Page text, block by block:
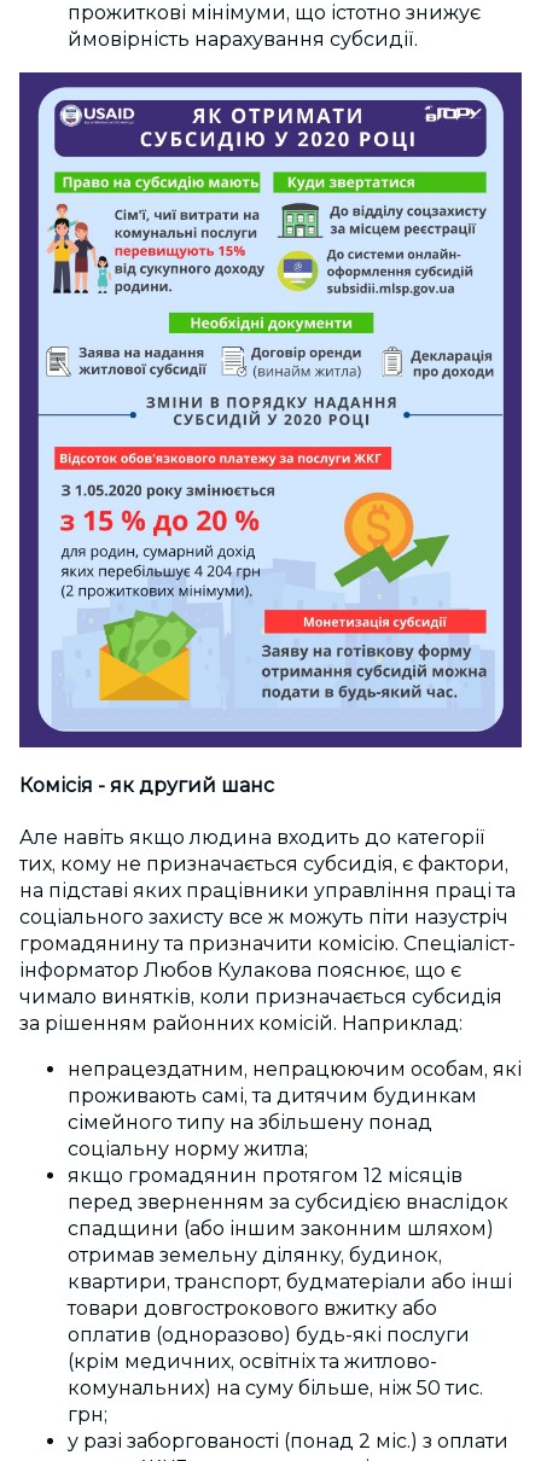
прожиткові мінімуми, що істотно знижує
ймовірність нарахування субсидії.
Комісія - як другий шанс
Але навіть якщо людина входить до категорії
тих, кому не призначається субсидія, є фактори,
на підставі яких працівники управління праці та
соціального захисту все ж можуть піти назустріч
громадянину та призначити комісію. Спеціаліст-
інформатор Любов Кулакова пояснює, що є
чимало винятків, коли призначається субсидія
за рішенням районних комісій. Наприклад:
непрацездатним, непрацюючим особам, які
проживають самі, та дитячим будинкам
сімейного типу на збільшену понад
соціальну норму житла;
якщо громадянин протягом 12 місяців
перед зверненням за субсидією внаслідок
спадщини (або іншим законним шляхом)
отримав земельну ділянку, будинок,
квартири, транспорт, будматеріали або інші
товари довгострокового вжитку або
оплатив (одноразово) будь-які послуги
(крім медичних, освітніх та житлово-
комунальних) на суму більше, ніж 50 тис.
грн;
у разі заборгованості (понад 2 міс.) з оплати